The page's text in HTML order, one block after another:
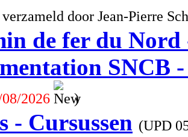
door Jean-Pierre
de fer du Nord
SNCB
2026 )
- Cursussen (UPD